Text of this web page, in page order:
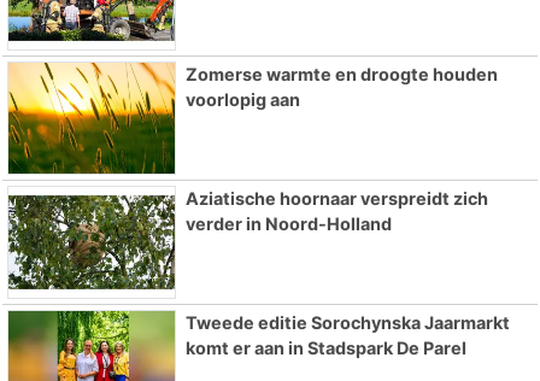
Zomerse warmte en droogte houden
voorlopig aan
Aziatische hoornaar verspreidt zich
verder in Noord-Holland
Tweede editie Sorochynska Jaarmarkt
komt er aan in Stadspark De Parel